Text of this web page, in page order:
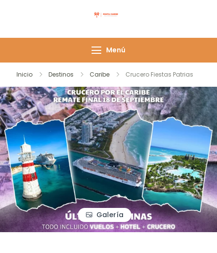
Menú
Inicio Destinos Caribe Crucero Fiestas Patrias
Galería